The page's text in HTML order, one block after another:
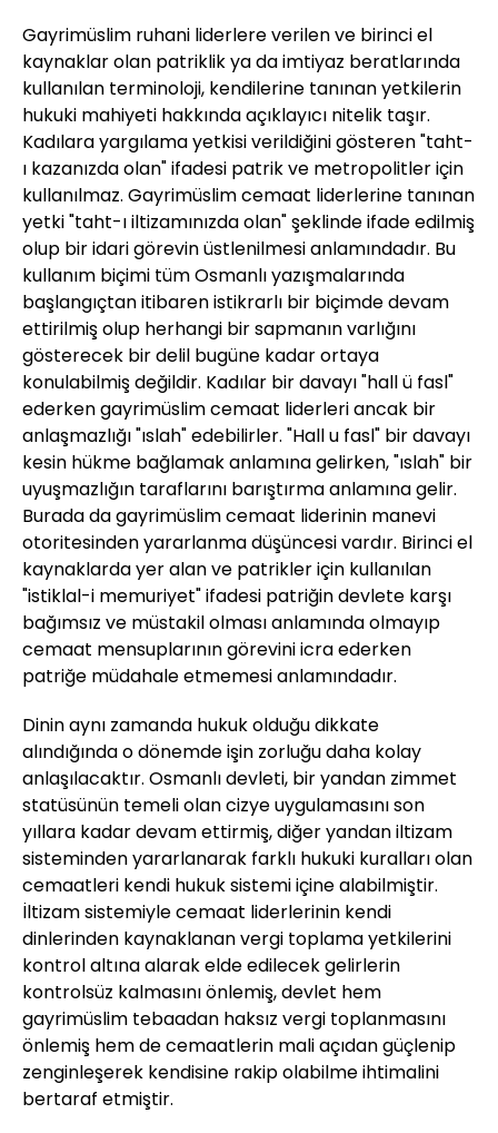
Gayrimüslim ruhani liderlere verilen ve birinci el
kaynaklar olan patriklik ya da imtiyaz beratlarında
kullanılan terminoloji, kendilerine tanınan yetkilerin
hukuki mahiyeti hakkında açıklayıcı nitelik taşır.
Kadılara yargılama yetkisi verildiğini gösteren "taht-
ı kazanızda olan" ifadesi patrik ve metropolitler için
kullanılmaz. Gayrimüslim cemaat liderlerine tanınan
yetki "taht-ı iltizamınızda olan" şeklinde ifade edilmiş
olup bir idari görevin üstlenilmesi anlamındadır. Bu
kullanım biçimi tüm Osmanlı yazışmalarında
başlangıçtan itibaren istikrarlı bir biçimde devam
ettirilmiş olup herhangi bir sapmanın varlığını
gösterecek bir delil bugüne kadar ortaya
konulabilmiş değildir. Kadılar bir davayı "hall ü fasl"
ederken gayrimüslim cemaat liderleri ancak bir
anlaşmazlığı "ıslah" edebilirler. "Hall u fasl" bir davayı
kesin hükme bağlamak anlamına gelirken, "ıslah" bir
uyuşmazlığın taraflarını barıştırma anlamına gelir.
Burada da gayrimüslim cemaat liderinin manevi
otoritesinden yararlanma düşüncesi vardır. Birinci el
kaynaklarda yer alan ve patrikler için kullanılan
"istiklal-i memuriyet" ifadesi patriğin devlete karşı
bağımsız ve müstakil olması anlamında olmayıp
cemaat mensuplarının görevini icra ederken
patriğe müdahale etmemesi anlamındadır.
Dinin aynı zamanda hukuk olduğu dikkate
alındığında o dönemde işin zorluğu daha kolay
anlaşılacaktır. Osmanlı devleti, bir yandan zimmet
statüsünün temeli olan cizye uygulamasını son
yıllara kadar devam ettirmiş, diğer yandan iltizam
sisteminden yararlanarak farklı hukuki kuralları olan
cemaatleri kendi hukuk sistemi içine alabilmiştir.
İltizam sistemiyle cemaat liderlerinin kendi
dinlerinden kaynaklanan vergi toplama yetkilerini
kontrol altına alarak elde edilecek gelirlerin
kontrolsüz kalmasını önlemiş, devlet hem
gayrimüslim tebaadan haksız vergi toplanmasını
önlemiş hem de cemaatlerin mali açıdan güçlenip
zenginleşerek kendisine rakip olabilme ihtimalini
bertaraf etmiştir.